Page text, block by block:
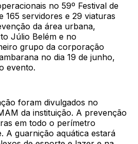
no 59º Festival de
165 servidores e 29 viaturas
da área urbana,
Júlio Belém e no
grupo da corporação
no dia 19 de junho,
evento.
foram divulgados no
da instituição. A prevenção
em todo o perímetro
A guarnição aquática estará